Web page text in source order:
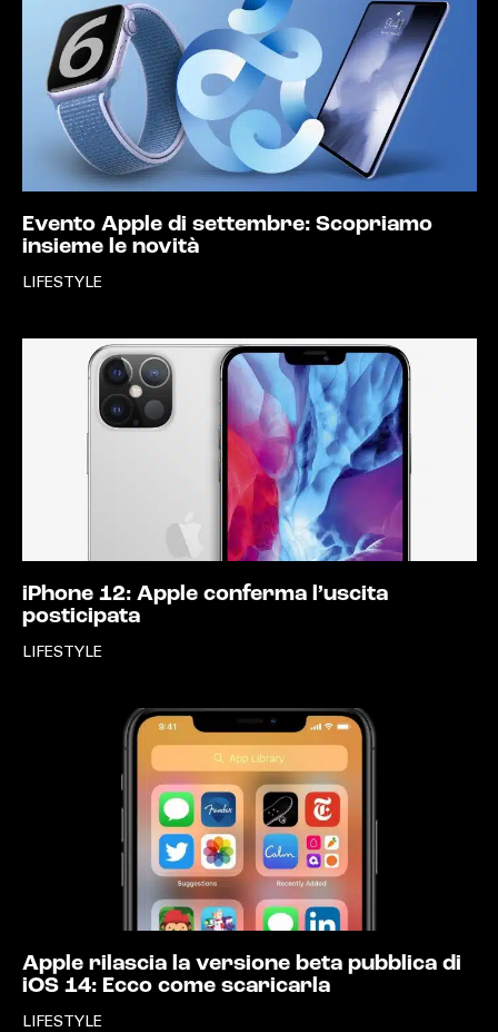
Evento Apple di settembre: Scopriamo
insieme le novità
LIFESTYLE
iPhone 12: Apple conferma l’uscita
posticipata
LIFESTYLE
Apple rilascia la versione beta pubblica di
iOS 14: Ecco come scaricarla
LIFESTYLE